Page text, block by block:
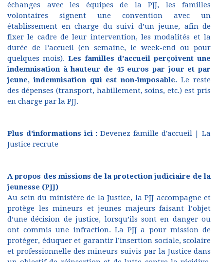
échanges avec les équipes de la PJJ, les familles
volontaires signent une convention avec un
établissement en charge du suivi d’un jeune, afin de
fixer le cadre de leur intervention, les modalités et la
durée de l’accueil (en semaine, le week-end ou pour
quelques mois). Les familles d’accueil perçoivent une
indemnisation à hauteur de 45 euros par jour et par
jeune, indemnisation qui est non-imposable. Le reste
des dépenses (transport, habillement, soins, etc.) est pris
en charge par la PJJ.
Plus d’informations ici : Devenez famille d'accueil | La
Justice recrute
A propos des missions de la protection judiciaire de la
jeunesse (PJJ)
Au sein du ministère de la Justice, la PJJ accompagne et
protège les mineurs et jeunes majeurs faisant l’objet
d’une décision de justice, lorsqu’ils sont en danger ou
ont commis une infraction. La PJJ a pour mission de
protéger, éduquer et garantir l’insertion sociale, scolaire
et professionnelle des mineurs suivis par la Justice dans